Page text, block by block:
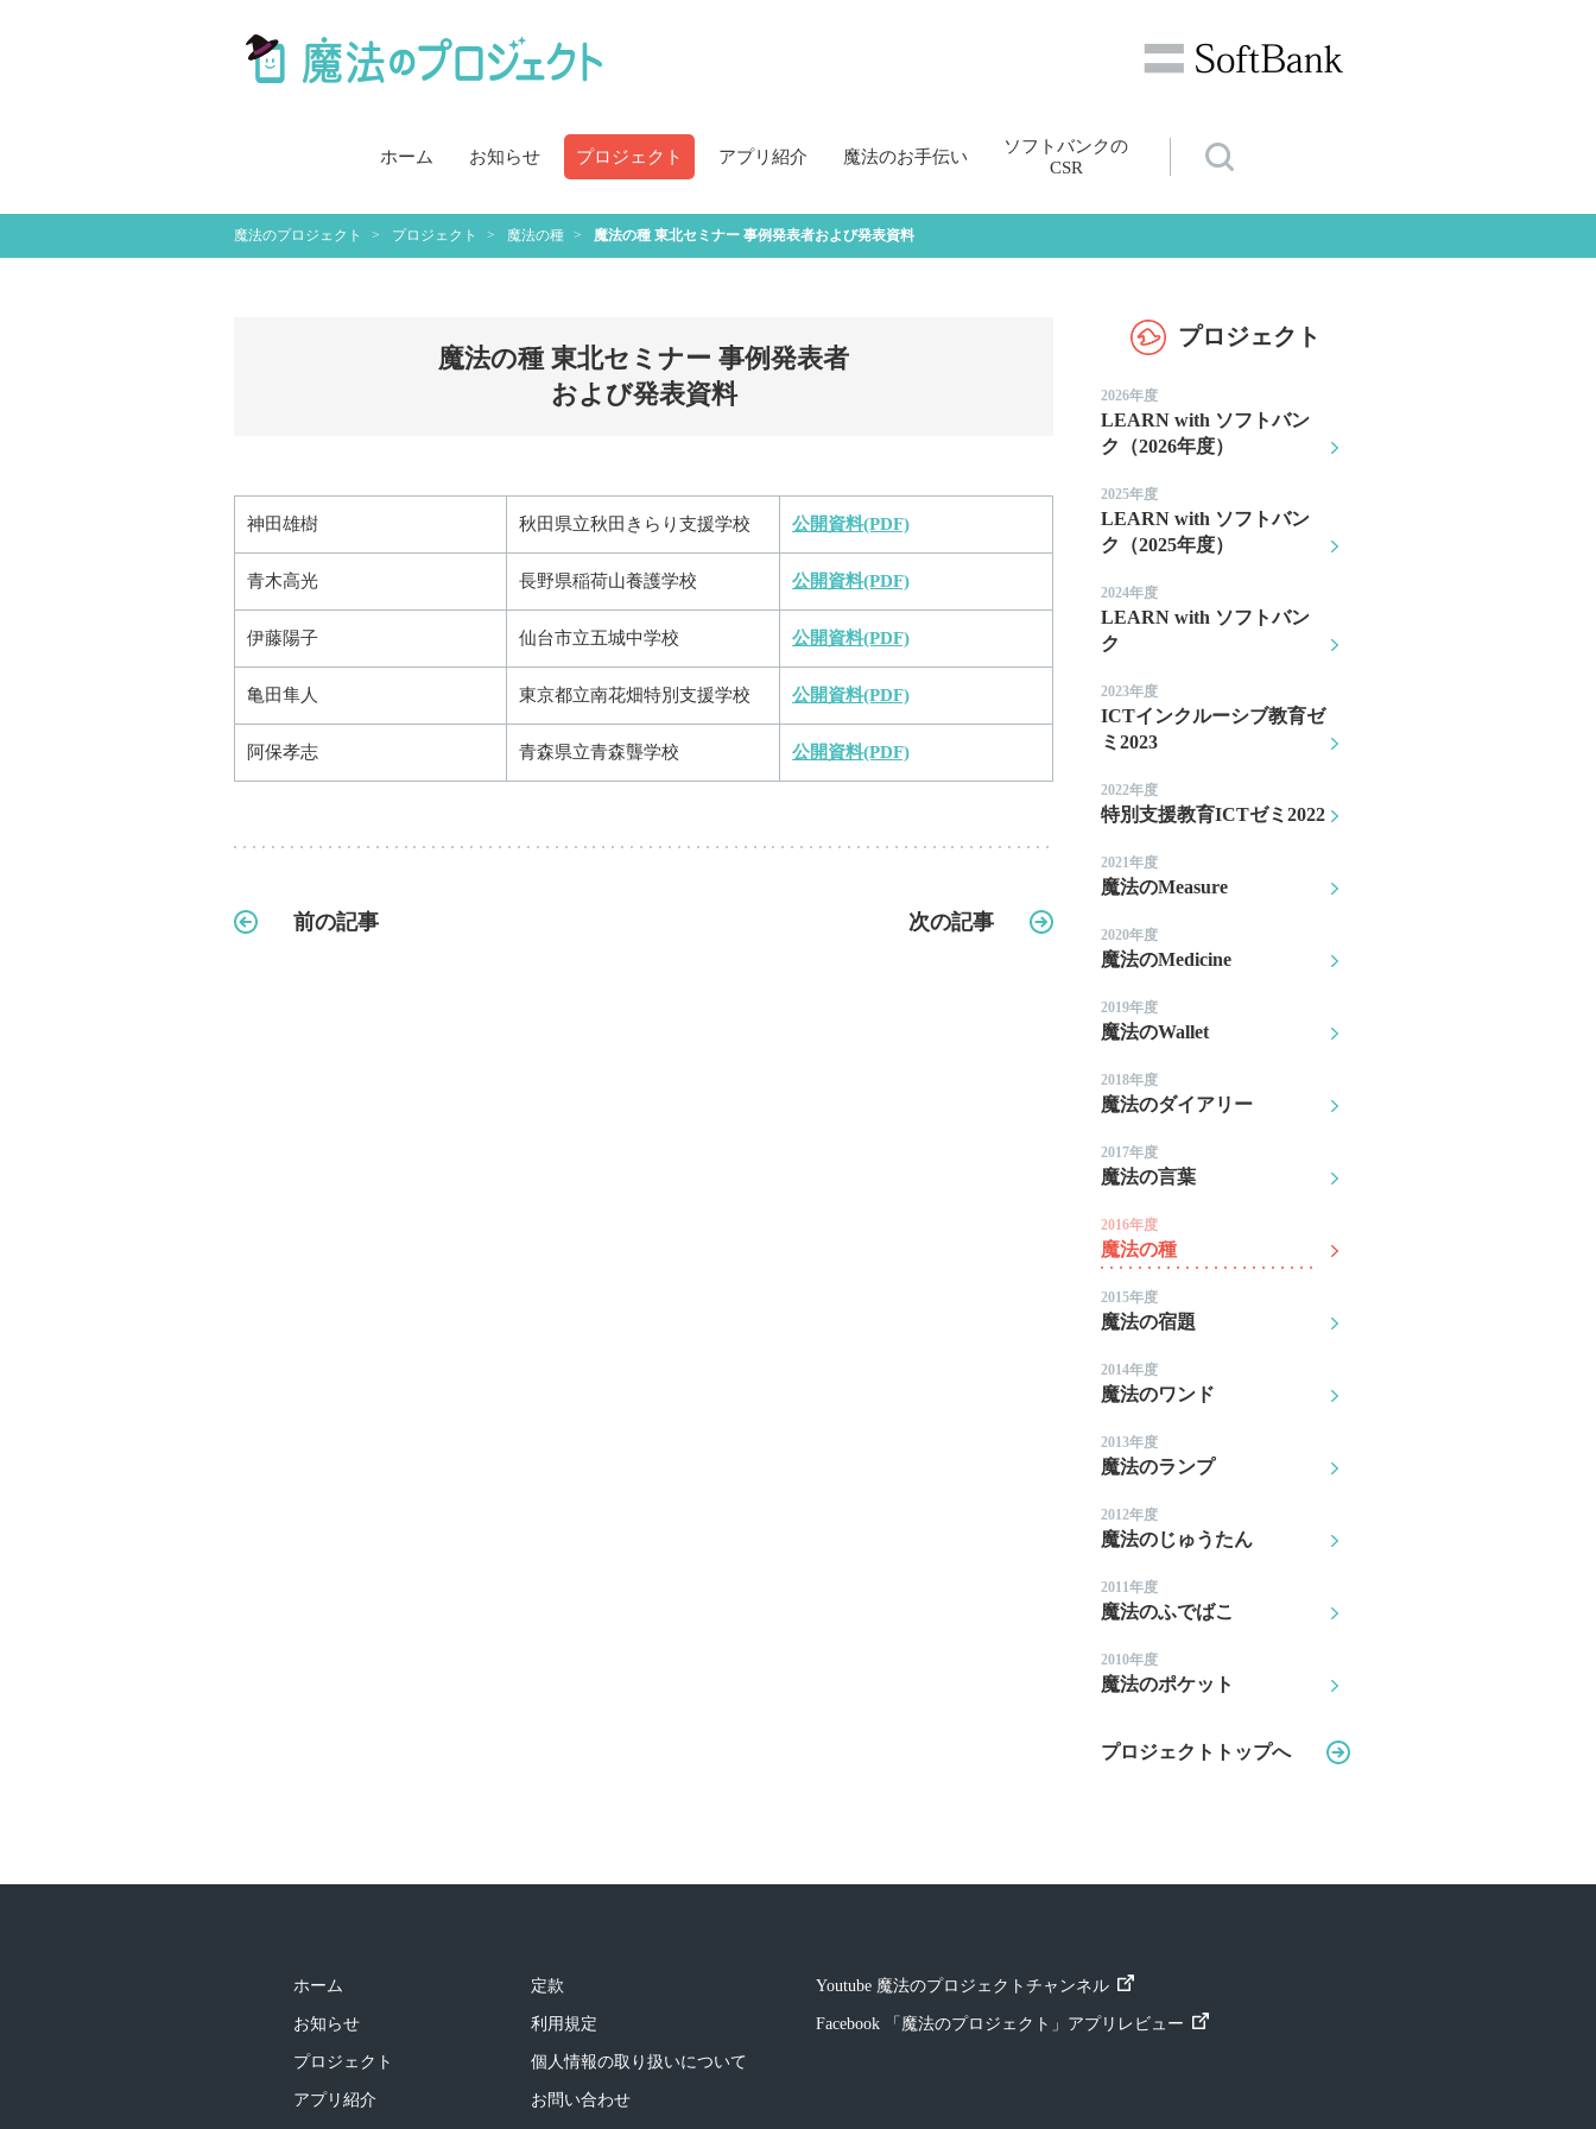
ホーム お知らせ プロジェクト アプリ紹介 魔法のお手伝い
ソフトバンクの
CSR
魔法のプロジェクト プロジェクト 魔法の種 魔法の種 東北セミナー 事例発表者および発表資料
魔法の種 東北セミナー 事例発表者
および発表資料
神田雄樹 秋田県立秋田きらり支援学校 公開資料(PDF)
青木高光 長野県稲荷山養護学校 公開資料(PDF)
伊藤陽子 仙台市立五城中学校 公開資料(PDF)
亀田隼人 東京都立南花畑特別支援学校 公開資料(PDF)
阿保孝志 青森県立青森聾学校 公開資料(PDF)
前の記事 次の記事
プロジェクト
2026年度
LEARN with ソフトバン
ク（2026年度）
2025年度
LEARN with ソフトバン
ク（2025年度）
2024年度
LEARN with ソフトバン
ク
2023年度
ICTインクルーシブ教育ゼ
ミ2023
2022年度
特別支援教育ICTゼミ2022
2021年度
魔法のMeasure
2020年度
魔法のMedicine
2019年度
魔法のWallet
2018年度
魔法のダイアリー
2017年度
魔法の言葉
2016年度
魔法の種
2015年度
魔法の宿題
2014年度
魔法のワンド
2013年度
魔法のランプ
2012年度
魔法のじゅうたん
2011年度
魔法のふでばこ
2010年度
魔法のポケット
プロジェクトトップへ
ホーム
お知らせ
プロジェクト
アプリ紹介
定款
利用規定
個人情報の取り扱いについて
お問い合わせ
Youtube 魔法のプロジェクトチャンネル
Facebook 「魔法のプロジェクト」アプリレビュー